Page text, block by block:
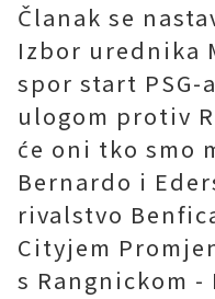
Članak se
Izbor urednika
spor start PSG-
ulogom protiv
će oni tko smo
Bernardo i
rivalstvo
Cityjem
s Rangnickom -